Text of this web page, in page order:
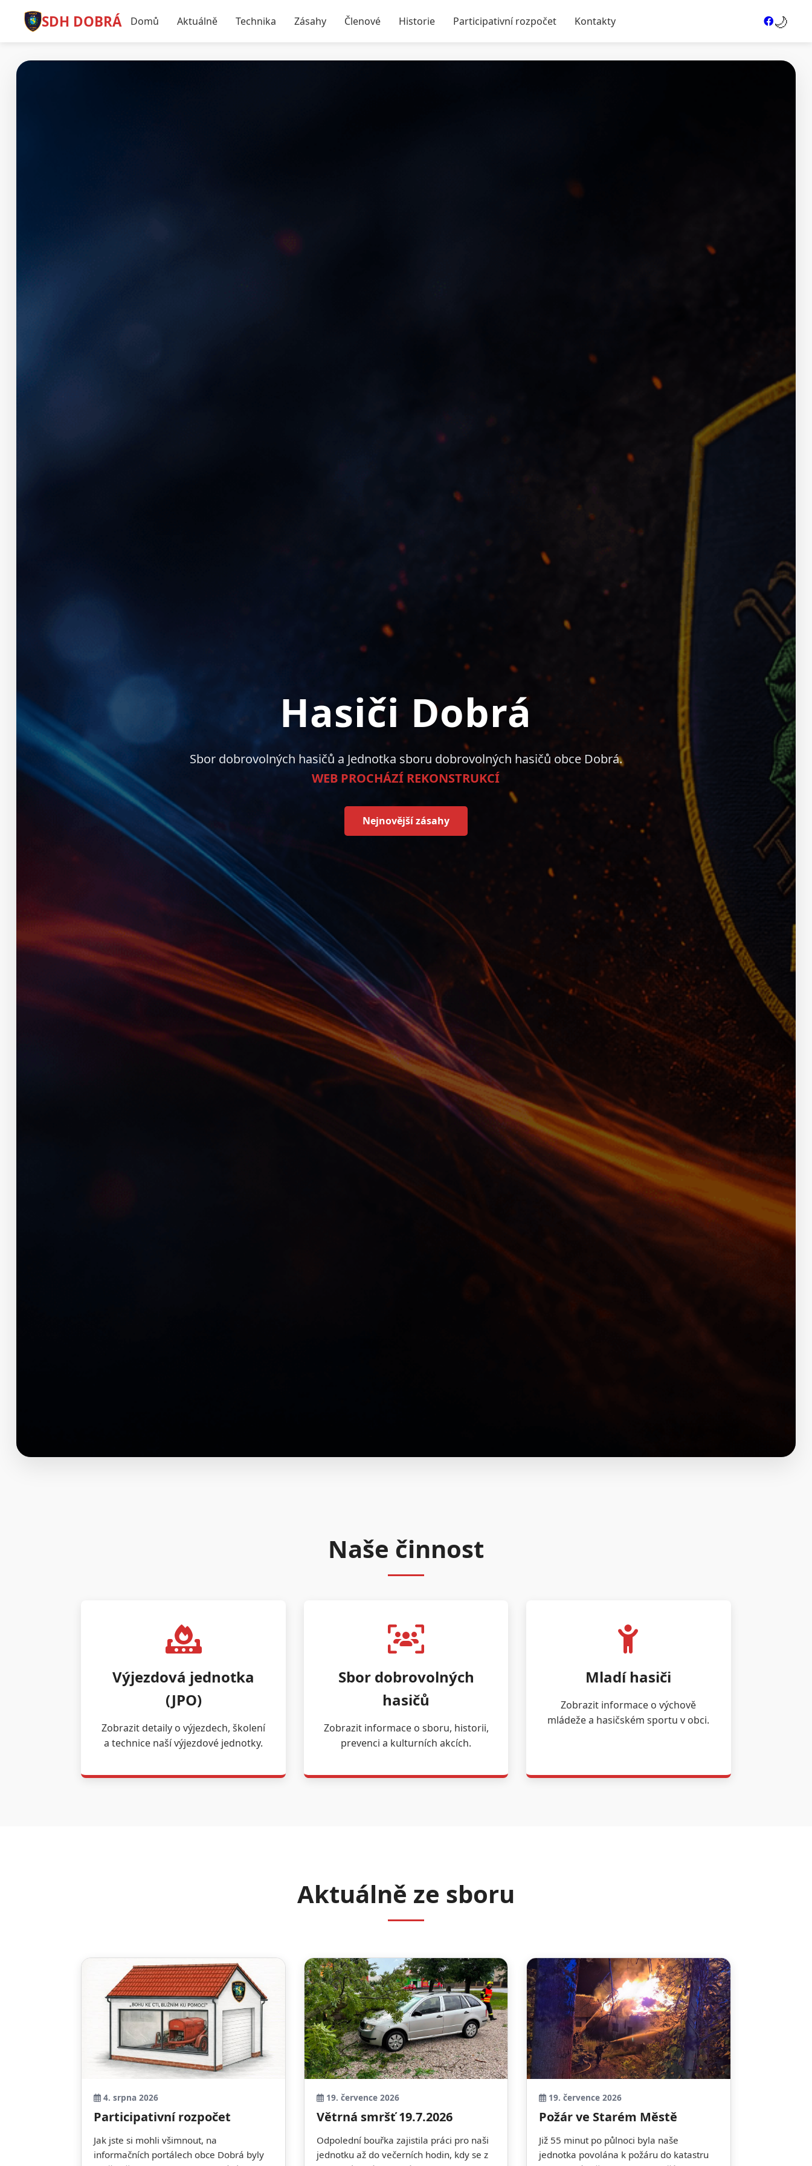
SDH DOBRÁ Domů Aktuálně Technika Zásahy Členové Historie Participativní rozpočet Kontakty 🌙
Hasiči Dobrá
Sbor dobrovolných hasičů a Jednotka sboru dobrovolných hasičů obce Dobrá.
WEB PROCHÁZÍ REKONSTRUKCÍ
Nejnovější zásahy
Naše činnost
Výjezdová jednotka
(JPO)
Zobrazit detaily o výjezdech, školení
a technice naší výjezdové jednotky.
Sbor dobrovolných
hasičů
Zobrazit informace o sboru, historii,
prevenci a kulturních akcích.
Mladí hasiči
Zobrazit informace o výchově
mládeže a hasičském sportu v obci.
Aktuálně ze sboru
4. srpna 2026
Participativní rozpočet
Jak jste si mohli všimnout, na
informačních portálech obce Dobrá byly
19. července 2026
Větrná smršť 19.7.2026
Odpolední bouřka zajistila práci pro naši
jednotku až do večerních hodin, kdy se z
19. července 2026
Požár ve Starém Městě
Již 55 minut po půlnoci byla naše
jednotka povolána k požáru do katastru